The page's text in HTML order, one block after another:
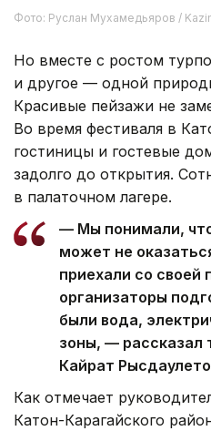
Фото: Руслан Мухамедьяров /
Но вместе с ростом
и другое — одной
Красивые пейзажи не
Во время фестиваля в
гостиницы и гостевые
задолго до открытия.
в палаточном лагере.
— Мы понимали,
может не
приехали со своей
организаторы
были вода,
зоны, — рассказал
Кайрат
Как отмечает
Катон-Карагайского